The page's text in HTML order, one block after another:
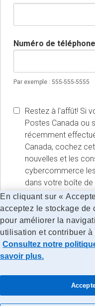
Numéro de téléphone
Par exemple : 555-555-5555
Restez à l'affût! Si
Postes Canada ou
récemment
Canada, cochez
nouvelles et les
cybercommerce
dans votre boîte
vous désabonneren
En cliquant sur «
acceptez le stockage de
pour améliorer la
utilisation et contribuer
Consultez notre
savoir plus.